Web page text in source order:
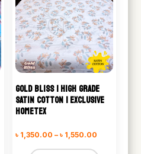
GOLD BLISS | HIGH GRADE
SATIN COTTON | EXCLUSIVE
HOMETEX
৳ 1,350.00 – ৳ 1,550.00